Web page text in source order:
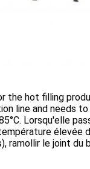
the hot filling
line and needs
Lorsqu'elle
élevée
ramollir le joint du